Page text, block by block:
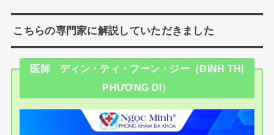
こちらの専門家に解説していただきました
医師 ディン・ティ・フーン・ジー（ĐINH THỊ
PHƯƠNG DI）